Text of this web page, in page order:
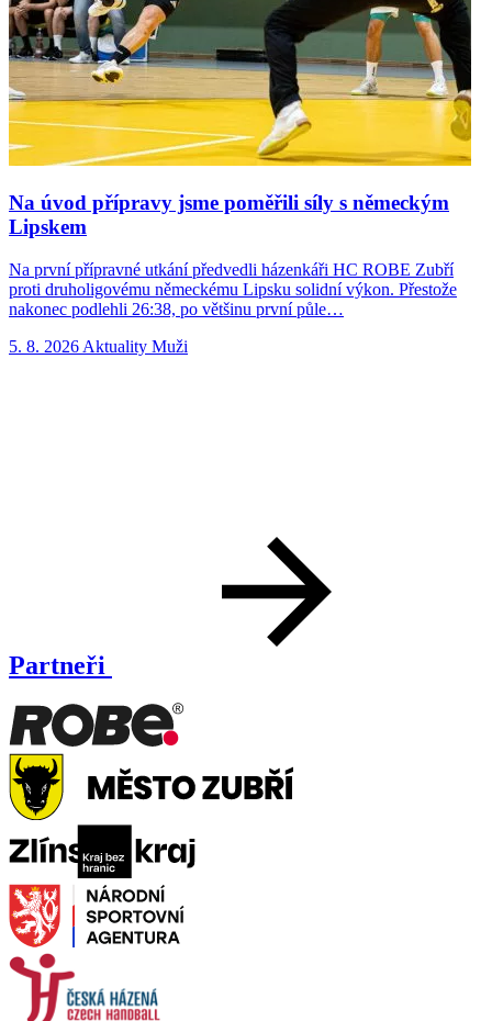
Na úvod přípravy jsme poměřili síly s německým
Lipskem
Na první přípravné utkání předvedli házenkáři HC ROBE Zubří
proti druholigovému německému Lipsku solidní výkon. Přestože
nakonec podlehli 26:38, po většinu první půle…
5. 8. 2026 Aktuality Muži
Partneři